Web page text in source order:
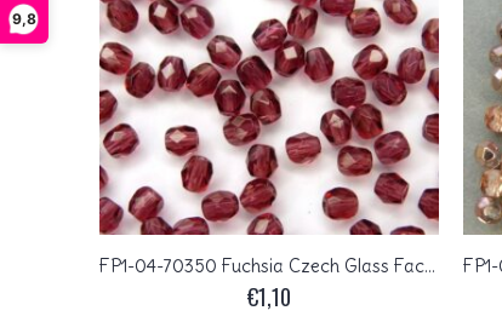
9,8
FP1-04-70350 Fuchsia Czech Glass Facet Firepolish 4mm 50 stuks
€1,10